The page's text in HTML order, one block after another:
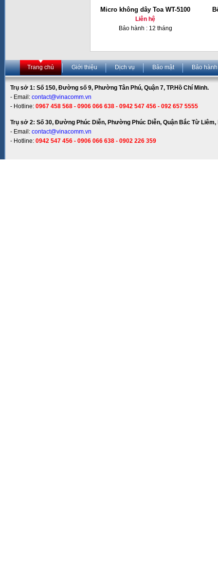
Micro không dây Toa WT-5100
Liên hệ
Bảo hành : 12 tháng
Trang chủ Giới thiệu Dịch vụ Bảo mật Bảo hành
Trụ sở 1: Số 150, Đường số 9, Phường Tân Phú, Quận 7, TP.Hồ Chí Minh.
- Email: contact@vinacomm.vn
- Hotline: 0967 458 568 - 0906 066 638 - 0942 547 456 - 092 657 5555
Trụ sở 2: Số 30, Đường Phúc Diễn, Phường Phúc Diễn, Quận Bắc Từ Liêm,
- Email: contact@vinacomm.vn
- Hotline: 0942 547 456 - 0906 066 638 - 0902 226 359